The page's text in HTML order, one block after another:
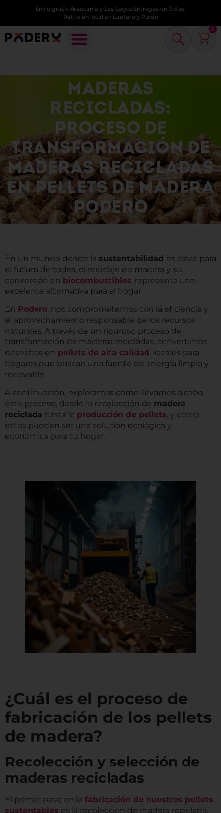
Envío gratis Araucanía y Los Lagos Entregas en 3 días
Retiro en local en Lautaro y Pucón
0
MADERAS
RECICLADAS:
PROCESO DE
TRANSFORMACIÓN DE
MADERAS RECICLADAS
EN PELLETS DE MADERA
PODERO
En un mundo donde la sustentabilidad es clave para
el futuro de todos, el reciclaje de madera y su
conversión en biocombustibles representa una
excelente alternativa para el hogar.
En Podero, nos comprometemos con la eficiencia y
el aprovechamiento responsable de los recursos
naturales. A través de un riguroso proceso de
transformación de maderas recicladas, convertimos
desechos en pellets de alta calidad , ideales para
hogares que buscan una fuente de energía limpia y
renovable.
A continuación, exploramos cómo llevamos a cabo
este proceso, desde la recolección de madera
reciclada hasta la producción de pellets , y cómo
estos pueden ser una solución ecológica y
económica para tu hogar.
¿Cuál es el proceso de
fabricación de los pellets
de madera?
Recolección y selección de
maderas recicladas
El primer paso en la fabricación de nuestros pellets
sustentables es la recolección de madera reciclada,